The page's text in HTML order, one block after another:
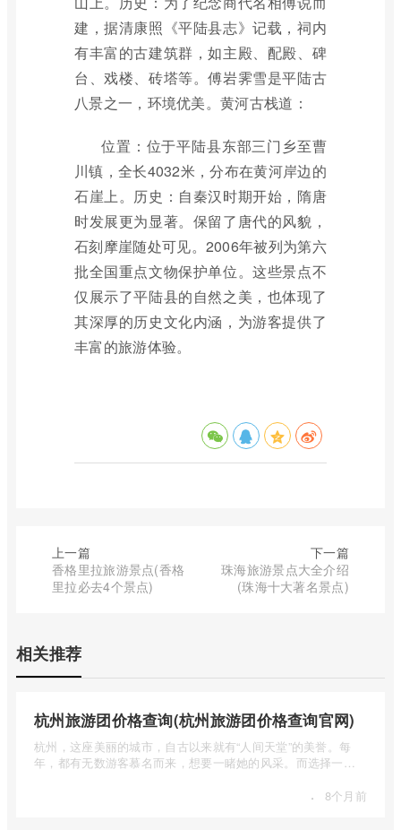
建，据清康照《平陆县志》记载，祠内
有丰富的古建筑群，如主殿、配殿、碑
台、戏楼、砖塔等。傅岩霁雪是平陆古
八景之一，环境优美。黄河古栈道：
位置：位于平陆县东部三门乡至曹
川镇，全长4032米，分布在黄河岸边的
石崖上。历史：自秦汉时期开始，隋唐
时发展更为显著。保留了唐代的风貌，
石刻摩崖随处可见。2006年被列为第六
批全国重点文物保护单位。这些景点不
仅展示了平陆县的自然之美，也体现了
其深厚的历史文化内涵，为游客提供了
丰富的旅游体验。
上一篇
香格里拉旅游景点(香格
里拉必去4个景点)
下一篇
珠海旅游景点大全介绍
(珠海十大著名景点)
相关推荐
杭州旅游团价格查询(杭州旅游团价格查询官网)
杭州，这座美丽的城市，自古以来就有“人间天堂”的美誉。每
年，都有无数游客慕名而来，想要一睹她的风采。而选择一个
· 8个月前